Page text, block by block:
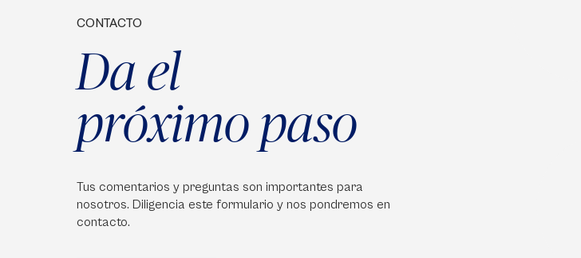
CONTACTO
Da el
próximo paso
Tus comentarios y preguntas son importantes para
nosotros. Diligencia este formulario y nos pondremos en
contacto.